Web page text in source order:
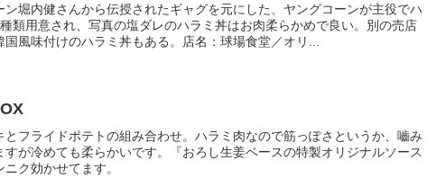
ン堀内健さんから伝授されたギャグを元にした、ヤングコーンが主役でハ
類用意され、写真の塩ダレのハラミ丼はお肉柔らかめで良い。別の売店
国風味付けのハラミ丼もある。店名：球場食堂／オリ...
とフライドポテトの組み合わせ。ハラミ肉なので筋っぽさというか、嚙み
すが冷めても柔らかいです。『おろし生姜ベースの特製オリジナルソース
ク効かせてます。